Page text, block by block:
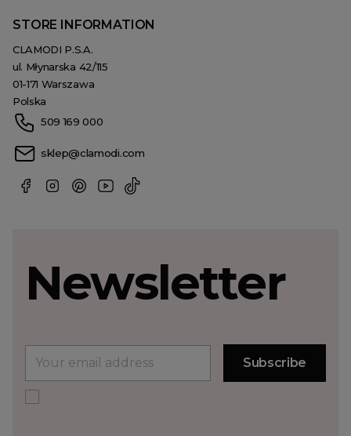
STORE INFORMATION
CLAMODI P.S.A.
ul. Młynarska 42/115
01-171 Warszawa
Polska
509 169 000
sklep@clamodi.com
Newsletter